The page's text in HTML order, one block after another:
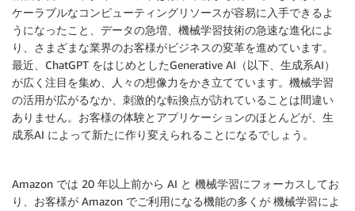
ケーラブルなコンピューティングリソースが容易に入手できるよ
うになったこと、データの急増、機械学習技術の急速な進化によ
り、さまざまな業界のお客様がビジネスの変革を進めています。
最近、ChatGPT をはじめとしたGenerative AI（以下、生成系AI）
が広く注目を集め、人々の想像力をかき立てています。機械学習
の活用が広がるなか、刺激的な転換点が訪れていることは間違い
ありません。お客様の体験とアプリケーションのほとんどが、生
成系AI によって新たに作り変えられることになるでしょう。
Amazon では 20 年以上前から AI と 機械学習にフォーカスしてお
り、お客様が Amazon でご利用になる機能の多くが 機械学習によ